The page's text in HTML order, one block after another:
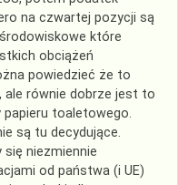
na czwartej pozycji są
które
obciążeń
powiedzieć że to
ale równie dobrze jest to
papieru toaletowego.
są tu decydujące.
niezmiennie
od państwa (i UE)